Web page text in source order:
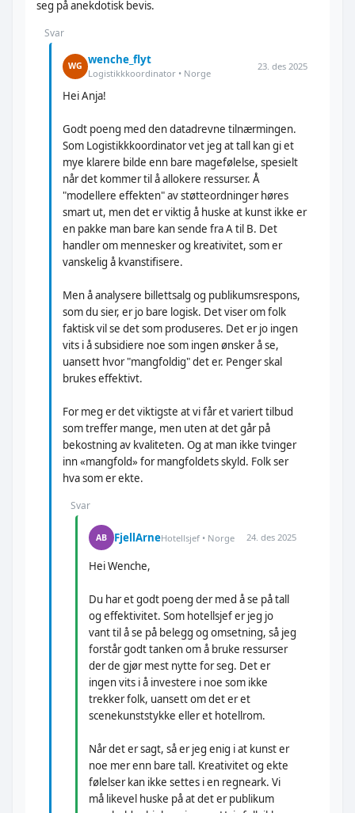
seg på anekdotisk bevis.
Svar
WG wenche_flyt
Logistikkkoordinator • Norge
23. des 2025
Hei Anja!
Godt poeng med den datadrevne tilnærmingen.
Som Logistikkkoordinator vet jeg at tall kan gi et
mye klarere bilde enn bare magefølelse, spesielt
når det kommer til å allokere ressurser. Å
"modellere effekten" av støtteordninger høres
smart ut, men det er viktig å huske at kunst ikke er
en pakke man bare kan sende fra A til B. Det
handler om mennesker og kreativitet, som er
vanskelig å kvanstifisere.
Men å analysere billettsalg og publikumsrespons,
som du sier, er jo bare logisk. Det viser om folk
faktisk vil se det som produseres. Det er jo ingen
vits i å subsidiere noe som ingen ønsker å se,
uansett hvor "mangfoldig" det er. Penger skal
brukes effektivt.
For meg er det viktigste at vi får et variert tilbud
som treffer mange, men uten at det går på
bekostning av kvaliteten. Og at man ikke tvinger
inn «mangfold» for mangfoldets skyld. Folk ser
hva som er ekte.
Svar
AB FjellArneHotellsjef • Norge 24. des 2025
Hei Wenche,
Du har et godt poeng der med å se på tall
og effektivitet. Som hotellsjef er jeg jo
vant til å se på belegg og omsetning, så jeg
forstår godt tanken om å bruke ressurser
der de gjør mest nytte for seg. Det er
ingen vits i å investere i noe som ikke
trekker folk, uansett om det er et
scenekunststykke eller et hotellrom.
Når det er sagt, så er jeg enig i at kunst er
noe mer enn bare tall. Kreativitet og ekte
følelser kan ikke settes i en regneark. Vi
må likevel huske på at det er publikum